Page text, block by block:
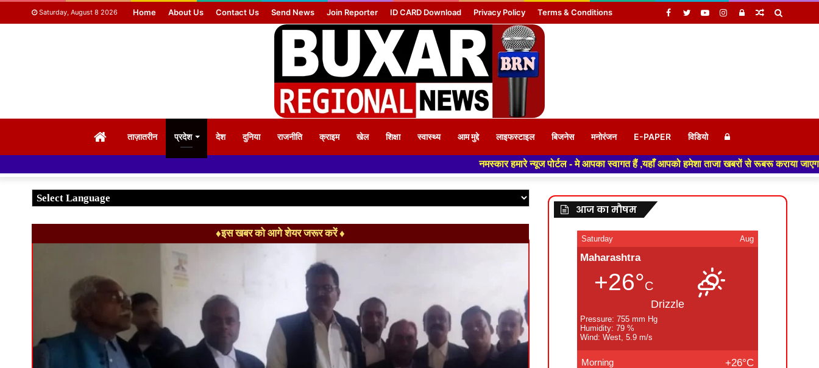
Saturday, August 8 2026 Home About Us Contact Us Send News Join Reporter ID CARD Download Privacy Policy Terms & Conditions Random
Log
Instagram
YouTube
Twitter
Facebook
HOMEताज़ातरीन प्रदेश देश दुनिया राजनीति क्राइम खेल शिक्षा स्वास्थ्य आम मुद्दे लाइफस्टाइल बिजनेस मनोरंजन E-PAPER विडियो Log
In
नमस्कार हमारे न्यूज पोर्टल - मे आपका स्वागत हैं ,यहाँ आपको हमेशा ताजा खबरों से रूबरू कराया जाएगा , खबर ओर
♦इस खबर को आगे शेयर जरूर करें ♦
आज का मौषम
Saturday Aug
Maharashtra
+26°C
Drizzle
Pressure: 755 mm Hg
Humidity: 79 %
Wind: West, 5.9 m/s
Morning +26°C